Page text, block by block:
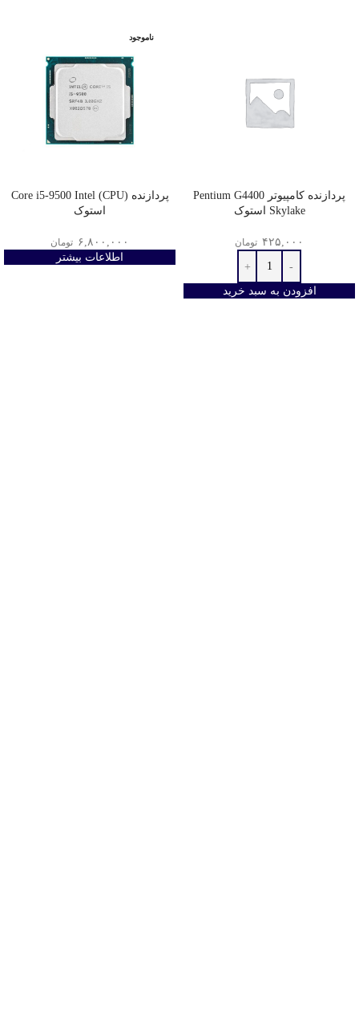
پردازنده کامپیوتر Pentium G4400
Skylake استوک
۴۲۵,۰۰۰ تومان
افزودن به سبد خرید
ناموجود
پردازنده (CPU) Core i5-9500 Intel
استوک
۶,۸۰۰,۰۰۰ تومان
اطلاعات بیشتر